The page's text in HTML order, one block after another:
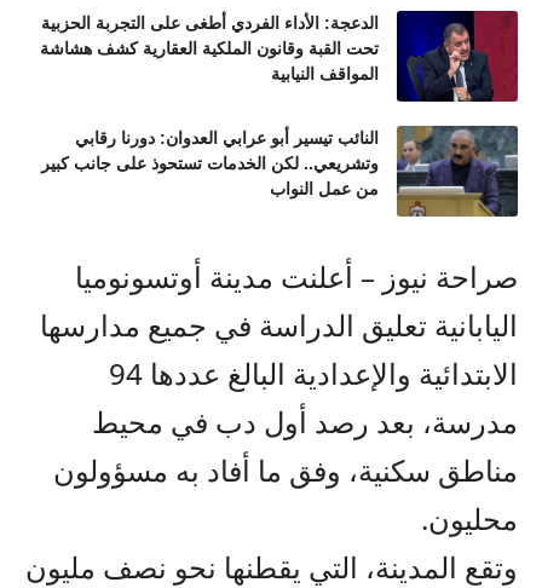
الدعجة: الأداء الفردي أطغى على التجربة الحزبية
تحت القبة وقانون الملكية العقارية كشف هشاشة
المواقف النيابية
النائب تيسير أبو عرابي العدوان: دورنا رقابي
وتشريعي.. لكن الخدمات تستحوذ على جانب كبير
من عمل النواب
صراحة نيوز – أعلنت مدينة أوتسونوميا
اليابانية تعليق الدراسة في جميع مدارسها
الابتدائية والإعدادية البالغ عددها 94
مدرسة، بعد رصد أول دب في محيط
مناطق سكنية، وفق ما أفاد به مسؤولون
محليون.
وتقع المدينة، التي يقطنها نحو نصف مليون